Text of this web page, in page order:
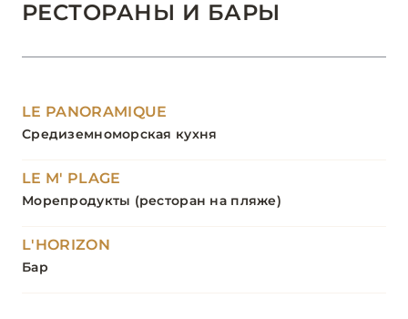
РЕСТОРАНЫ И БАРЫ
LE PANORAMIQUE
Средиземноморская кухня
LE M' PLAGE
Морепродукты (ресторан на пляже)
L'HORIZON
Бар